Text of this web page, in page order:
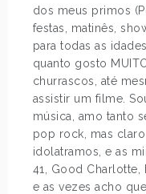
dos meus primos
festas, matinês,
para todas as
quanto gosto
churrascos, até
assistir um filme.
música, amo tanto
pop rock, mas
idolatramos, e as
41, Good
e as vezes acho